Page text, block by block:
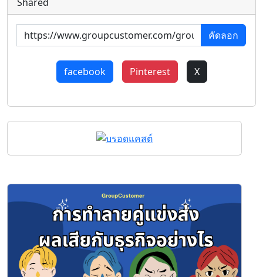
คัดลอก
facebook Pinterest X